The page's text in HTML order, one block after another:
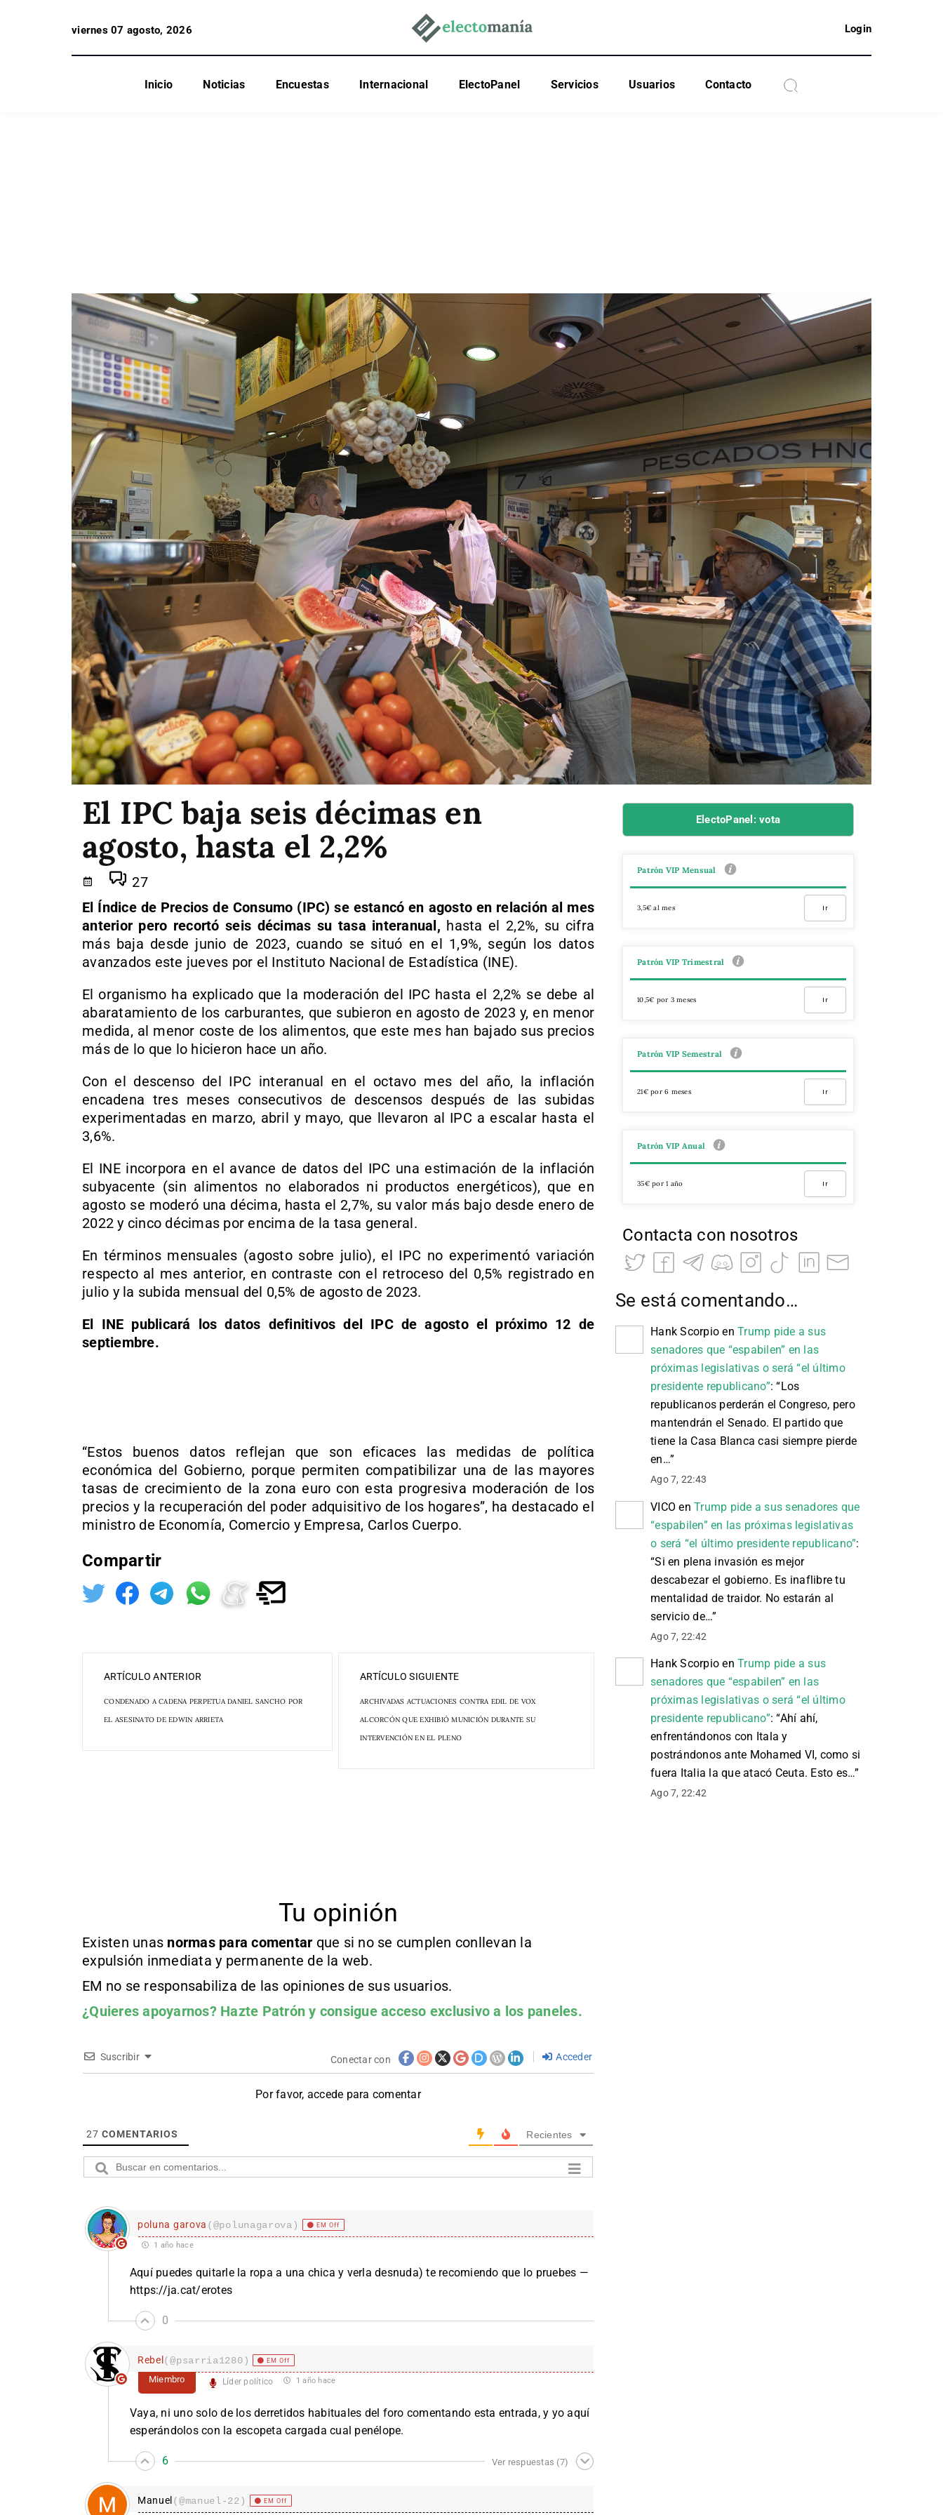
viernes 07 agosto, 2026 Login
Inicio Noticias Encuestas Internacional ElectoPanel Servicios Usuarios Contacto
El IPC baja seis décimas en
agosto, hasta el 2,2%
27
El Índice de Precios de Consumo (IPC) se estancó en agosto en relación al mes
anterior pero recortó seis décimas su tasa interanual, hasta el 2,2%, su cifra
más baja desde junio de 2023, cuando se situó en el 1,9%, según los datos
avanzados este jueves por el Instituto Nacional de Estadística (INE).
El organismo ha explicado que la moderación del IPC hasta el 2,2% se debe al
abaratamiento de los carburantes, que subieron en agosto de 2023 y, en menor
medida, al menor coste de los alimentos, que este mes han bajado sus precios
más de lo que lo hicieron hace un año.
Con el descenso del IPC interanual en el octavo mes del año, la inflación
encadena tres meses consecutivos de descensos después de las subidas
experimentadas en marzo, abril y mayo, que llevaron al IPC a escalar hasta el
3,6%.
El INE incorpora en el avance de datos del IPC una estimación de la inflación
subyacente (sin alimentos no elaborados ni productos energéticos), que en
agosto se moderó una décima, hasta el 2,7%, su valor más bajo desde enero de
2022 y cinco décimas por encima de la tasa general.
En términos mensuales (agosto sobre julio), el IPC no experimentó variación
respecto al mes anterior, en contraste con el retroceso del 0,5% registrado en
julio y la subida mensual del 0,5% de agosto de 2023.
El INE publicará los datos definitivos del IPC de agosto el próximo 12 de
septiembre.
“Estos buenos datos reflejan que son eficaces las medidas de política
económica del Gobierno, porque permiten compatibilizar una de las mayores
tasas de crecimiento de la zona euro con esta progresiva moderación de los
precios y la recuperación del poder adquisitivo de los hogares”, ha destacado el
ministro de Economía, Comercio y Empresa, Carlos Cuerpo.
Compartir
ARTÍCULO ANTERIOR
CONDENADO A CADENA PERPETUA DANIEL SANCHO POR
EL ASESINATO DE EDWIN ARRIETA
ARTÍCULO SIGUIENTE
ARCHIVADAS ACTUACIONES CONTRA EDIL DE VOX
ALCORCÓN QUE EXHIBIÓ MUNICIÓN DURANTE SU
INTERVENCIÓN EN EL PLENO
Tu opinión
Existen unas normas para comentar que si no se cumplen conllevan la
expulsión inmediata y permanente de la web.
EM no se responsabiliza de las opiniones de sus usuarios.
¿Quieres apoyarnos? Hazte Patrón y consigue acceso exclusivo a los paneles.
Suscribir Conectar con Acceder
Por favor, accede para comentar
27 COMENTARIOS Recientes
poluna garova (@polunagarova) EM Off
1 año hace
Aq­­­­­uí pu­­­­­edes quit­­­­­arle l­­­­­a rop­­­­­a a un­­­­­a ch­­­­­ica y v­­­­­erla des­­­­­n­ud­­­­­a) te rec­­­­­omiendo q­­­­­ue lo p­­­­­rueb­­­­­es —
https://ja.cat/erotes
0
Rebel(@psarria1280) EM Off
Miembro Líder político 1 año hace
Vaya, ni uno solo de los derretidos habituales del foro comentando esta entrada, y yo aquí
esperándolos con la escopeta cargada cual penélope.
6 Ver respuestas (7)
Manuel(@manuel-22) EM Off
ElectoPanel: vota
Patrón VIP Mensual
3,5€ al mes Ir
Patrón VIP Trimestral
10,5€ por 3 meses Ir
Patrón VIP Semestral
21€ por 6 meses Ir
Patrón VIP Anual
35€ por 1 año Ir
Contacta con nosotros
Se está comentando…
Hank Scorpio en Trump pide a sus
senadores que “espabilen” en las
próximas legislativas o será “el último
presidente republicano”: “Los
republicanos perderán el Congreso, pero
mantendrán el Senado. El partido que
tiene la Casa Blanca casi siempre pierde
en…”
Ago 7, 22:43
VICO en Trump pide a sus senadores que
“espabilen” en las próximas legislativas
o será “el último presidente republicano”:
“Si en plena invasión es mejor
descabezar el gobierno. Es inaflibre tu
mentalidad de traidor. No estarán al
servicio de…”
Ago 7, 22:42
Hank Scorpio en Trump pide a sus
senadores que “espabilen” en las
próximas legislativas o será “el último
presidente republicano”: “Ahí ahí,
enfrentándonos con Itala y
postrándonos ante Mohamed VI, como si
fuera Italia la que atacó Ceuta. Esto es…”
Ago 7, 22:42